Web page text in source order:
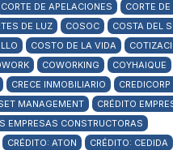
CORTE DE APELACIONES
CORTE
DE LUZ COSOC
COSTA DEL
COSTO DE LA VIDA
COWORKING COYHAIQUE
CRECE INMOBILIARIO
MANAGEMENT
CRÉDITO
EMPRESAS CONSTRUCTORAS
CRÉDITO: ATON CRÉDITO: CEDIDA